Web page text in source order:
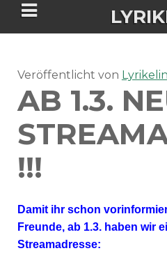
Tania Morgan's Blog
sie im Leben
Veröffentlicht von
AB 1.3.
!!!
Damit ihr schon
Freunde, ab 1.3. haben wir
Streamadresse: